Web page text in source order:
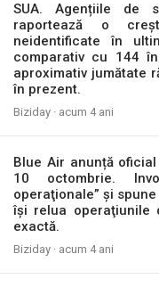
SUA. Agențiile de
raportează o
neidentificate în
comparativ cu 144
aproximativ jumătate
în prezent.
Biziday · acum 4 ani
Blue Air anunță
10 octombrie.
operaţionale” și
îşi relua operaţiunile
exactă.
Biziday · acum 4 ani